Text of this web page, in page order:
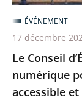
justice
toujours
plus
accessible
et
efficace
Le Conseil
numérique
accessible
ÉVÉNEMENT
17 décembre